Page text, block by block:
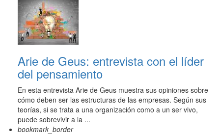
Arie de Geus: entrevista con el líder
del pensamiento
En esta entrevista Arie de Geus muestra sus opiniones sobre
cómo deben ser las estructuras de las empresas. Según sus
teorías, si se trata a una organización como a un ser vivo,
puede sobrevivir a la ...
bookmark_border